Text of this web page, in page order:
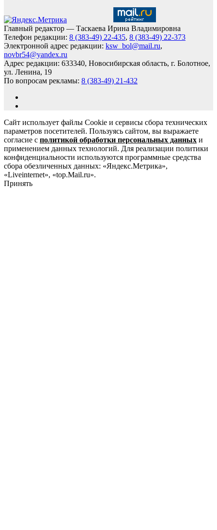
Главный редактор — Таскаева Ирина Владимировна
Телефон редакции: 8 (383-49) 22-435, 8 (383-49) 22-373
Электронной адрес редакции: ksw_bol@mail.ru,
novbr54@yandex.ru
Адрес редакции: 633340, Новосибирская область, г. Болотное,
ул. Ленина, 19
По вопросам рекламы: 8 (383-49) 21-432
Сайт использует файлы Cookie и сервисы сбора технических
параметров посетителей. Пользуясь сайтом, вы выражаете
согласие с политикой обработки персональных данных и
применением данных технологий. Для реализации политики
конфиденциальности используются программные средства
сбора обезличенных данных: «Яндекс.Метрика»,
«Liveinternet», «top.Mail.ru».
Принять